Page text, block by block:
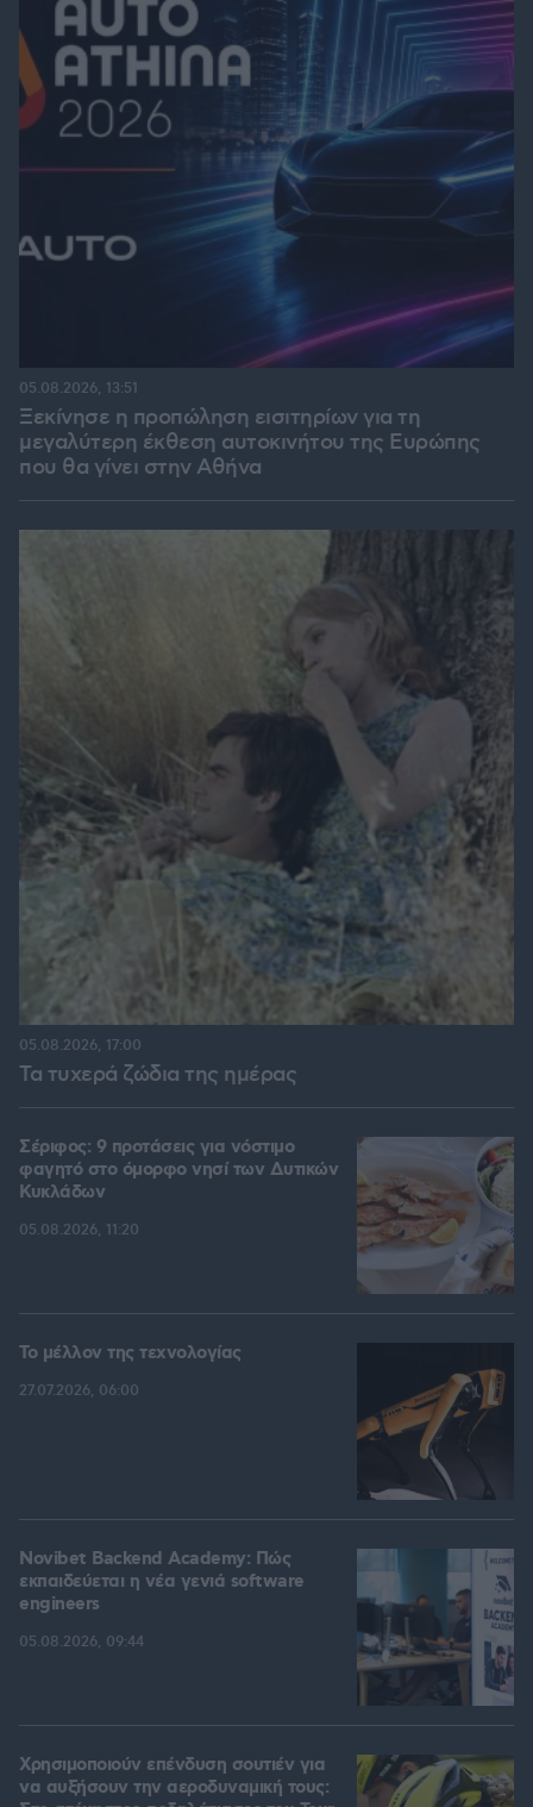
Ξεκίνησε η προπώληση εισιτηρίων για τη
μεγαλύτερη έκθεση αυτοκινήτου της Ευρώπης
που θα γίνει στην Αθήνα
05.08.2026, 13:51
Τα τυχερά ζώδια της ημέρας
05.08.2026, 17:00
Σέριφος: 9 προτάσεις για νόστιμο
φαγητό στο όμορφο νησί των Δυτικών
Κυκλάδων
05.08.2026, 11:20
Το μέλλον της τεχνολογίας
27.07.2026, 06:00
Novibet Backend Academy: Πώς
εκπαιδεύεται η νέα γενιά software
engineers
05.08.2026, 09:44
Χρησιμοποιούν επένδυση σουτιέν για
να αυξήσουν την αεροδυναμική τους: